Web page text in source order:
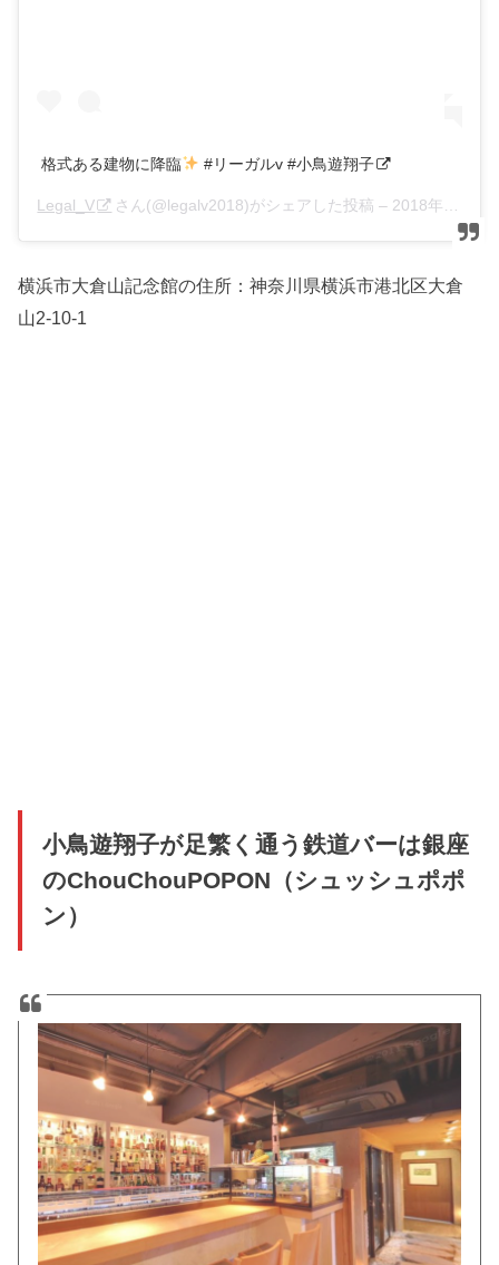
格式ある建物に降臨 #リーガルv #小鳥遊翔子
Legal_V さん(@legalv2018)がシェアした投稿 – 2018年 9月月7日午後10時32分PDT
横浜市大倉山記念館の住所：神奈川県横浜市港北区大倉
山2-10-1
小鳥遊翔子が足繁く通う鉄道バーは銀座
のChouChouPOPON（シュッシュポポ
ン）